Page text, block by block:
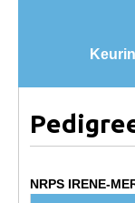
Arabian
Veulenregistratie
NRPS IRENE-